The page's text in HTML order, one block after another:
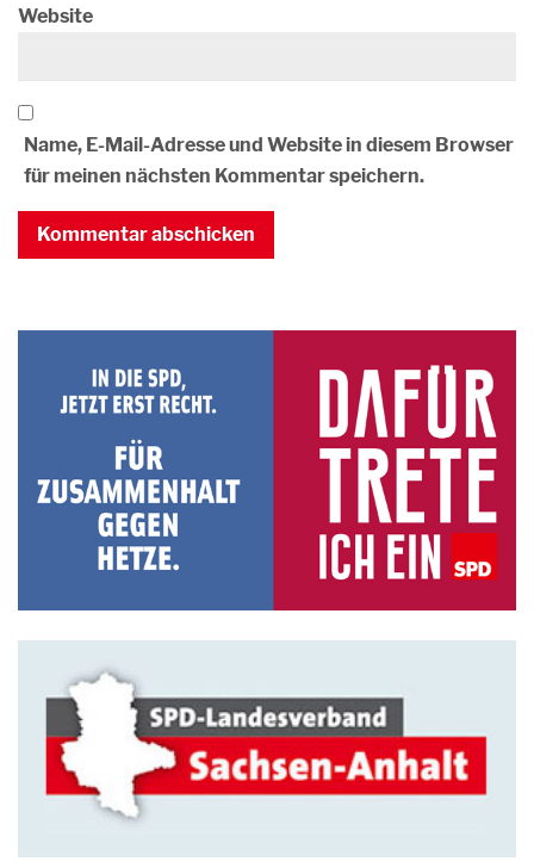
Website
Name, E-Mail-Adresse und Website in diesem Browser
für meinen nächsten Kommentar speichern.